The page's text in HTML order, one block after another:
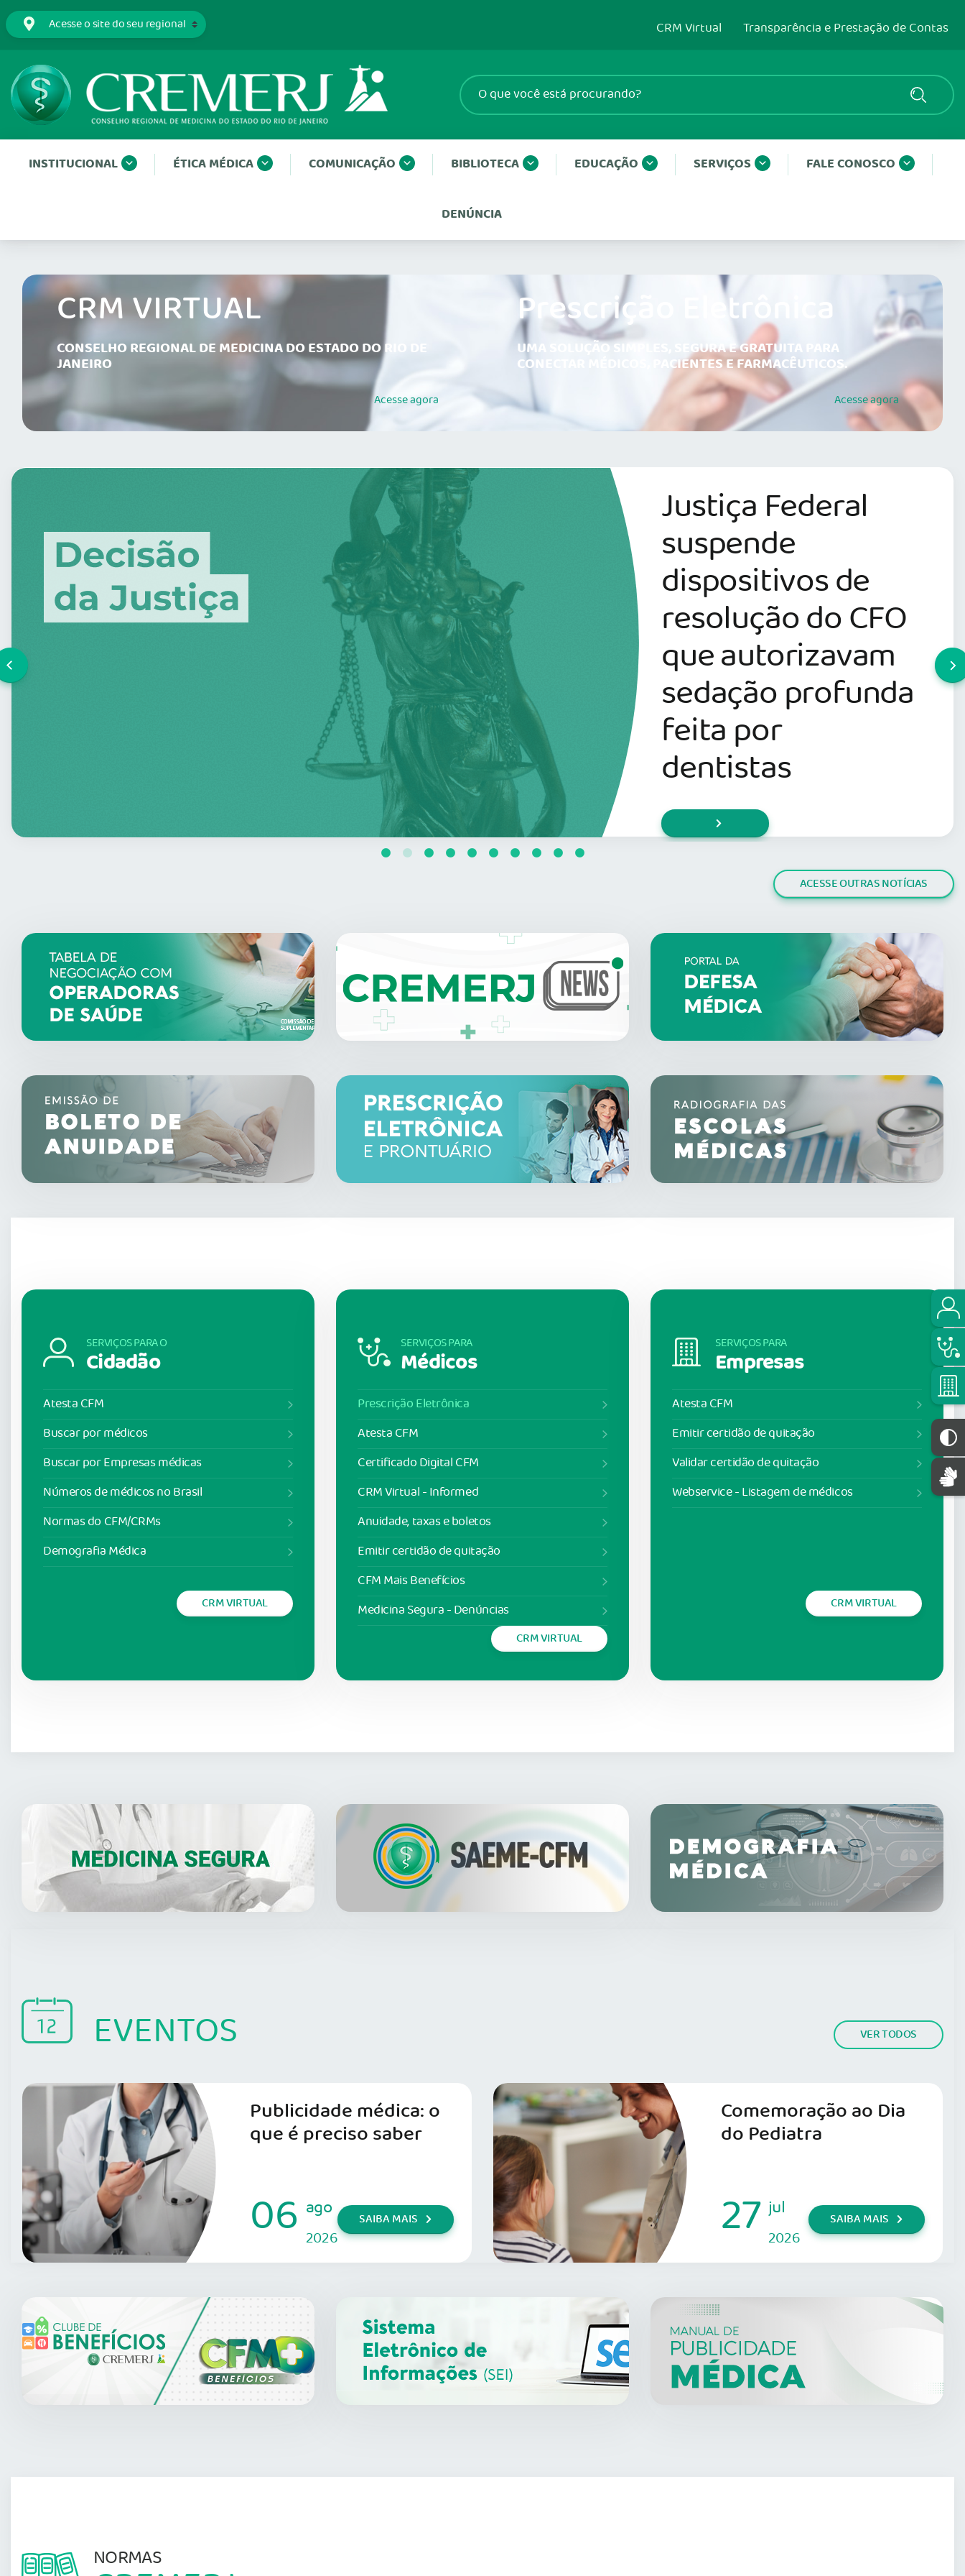
CRM Virtual Transparência e Prestação de Contas
INSTITUCIONAL ÉTICA MÉDICA COMUNICAÇÃO BIBLIOTECA EDUCAÇÃO SERVIÇOS FALE CONOSCO
DENÚNCIA
CRM VIRTUAL
CONSELHO REGIONAL DE MEDICINA DO ESTADO DO RIO DE
JANEIRO
Acesseagora
Prescrição Eletrônica
UMA SOLUÇÃO SIMPLES, SEGURA E GRATUITA PARA
CONECTAR MÉDICOS, PACIENTES E FARMACÊUTICOS.
Acesseagora
CREMERJ
participa da
solenidade em
comemoração
aos 103 anos da
Sobrahsp
ACESSE OUTRAS NOTÍCIAS
SERVIÇOS PARA O
Cidadão
Atesta CFM
Buscar por médicos
Buscar por Empresas médicas
Números de médicos no Brasil
Normas do CFM/CRMs
Demografia Médica
CRM VIRTUAL
SERVIÇOS PARA
Médicos
Prescrição Eletrônica
Atesta CFM
Certificado Digital CFM
CRM Virtual - Informed
Anuidade, taxas e boletos
Emitir certidão de quitação
CFM Mais Benefícios
Medicina Segura - Denúncias
CRM VIRTUAL
SERVIÇOS PARA
Empresas
Atesta CFM
Emitir certidão de quitação
Validar certidão de quitação
Webservice - Listagem de médicos
CRM VIRTUAL
EVENTOS VER TODOS
Publicidade médica: o
que é preciso saber
06 ago
2026
SAIBA MAIS
Comemoração ao Dia
do Pediatra
27 jul
2026
SAIBA MAIS
NORMAS